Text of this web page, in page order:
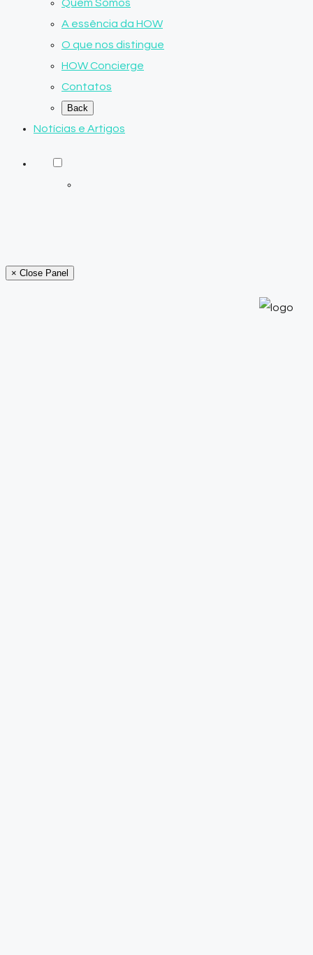
Quem Somos
A essência da HOW
O que nos distingue
HOW Concierge
Contatos
Back
Notícias e Artigos
× Close Panel